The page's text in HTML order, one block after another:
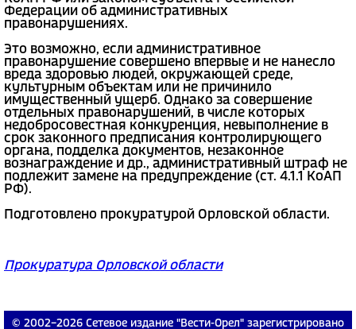
Федерации об административных
правонарушениях.
Это возможно, если административное
правонарушение совершено впервые и не нанесло
вреда здоровью людей, окружающей среде,
культурным объектам или не причинило
имущественный ущерб. Однако за совершение
отдельных правонарушений, в числе которых
недобросовестная конкуренция, невыполнение в
срок законного предписания контролирующего
органа, подделка документов, незаконное
вознаграждение и др., административный штраф не
подлежит замене на предупреждение (ст. 4.1.1 КоАП
РФ).
Подготовлено прокуратурой Орловской области.
Прокуратура Орловской области
© 2002−2026 Сетевое издание "Вести-Орел" зарегистрировано